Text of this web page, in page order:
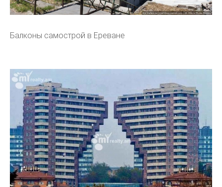
Балконы самострой в Ереване